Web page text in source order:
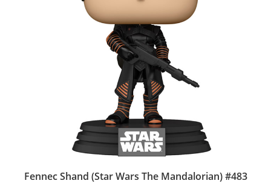
Fennec Shand (Star Wars The Mandalorian) #483